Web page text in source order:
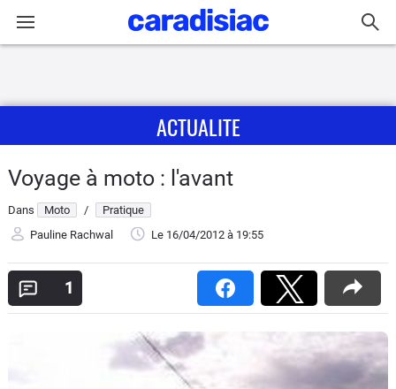
Actu
Essais
Equipement
Avis
ACTUALITE
Voyage à moto : l'avant
Dans Moto /
Pratique
Pauline Rachwal
Le 16/04/2012 à 19:55
1